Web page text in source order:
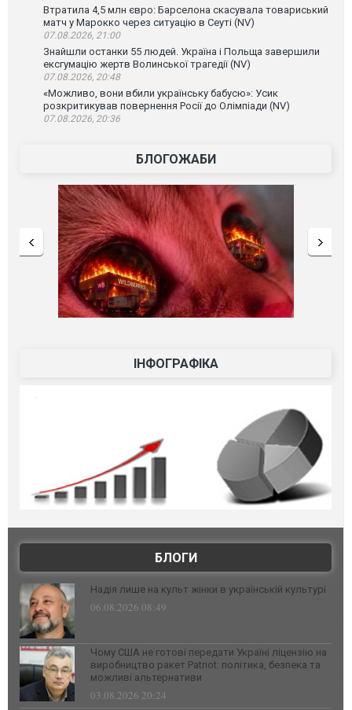
Втратила 4,5 млн євро: Барселона скасувала товариський
матч у Марокко через ситуацію в Сеуті (NV)
07.08.2026, 21:00
Знайшли останки 55 людей. Україна і Польща завершили
ексгумацію жертв Волинської трагедії (NV)
07.08.2026, 20:48
«Можливо, вони вбили українську бабусю»: Усик
розкритикував повернення Росії до Олімпіади (NV)
07.08.2026, 20:36
БЛОГОЖАБИ
ІНФОГРАФІКА
БЛОГИ
Надія лише на культ жінки в українській культурі
06.08.2026 08:49
Чому США не готові передати Україні ліцензію на
виробництво ракет Patriot: політика, безпека та
можливі альтернативи
03.08.2026 20:24